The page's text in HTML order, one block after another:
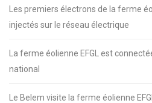
Les premiers électrons de la ferme
injectés sur le réseau électrique
La ferme éolienne EFGL est
national
Le Belem visite la ferme éolienne